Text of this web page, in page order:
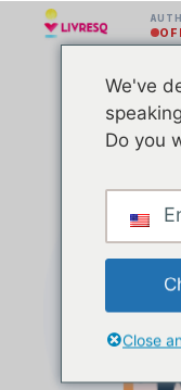
Kurs -
We've
Do you
Close